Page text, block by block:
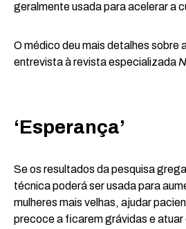
geralmente usada para acelerar a
O médico deu mais detalhes sobre
entrevista à revista especializada
‘Esperança’
Se os resultados da pesquisa
técnica poderá ser usada para
mulheres mais velhas, ajudar
precoce a ficarem grávidas e